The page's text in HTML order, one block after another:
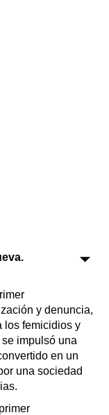
y denuncia,
los femicidios y
impulsó una
en un
una sociedad